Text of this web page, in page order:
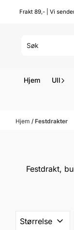
Hopp til innhold
Frakt 89,- | Vi
Hjem Ull
Hjem / Festdrakter
Festdrakt,
Størrelse